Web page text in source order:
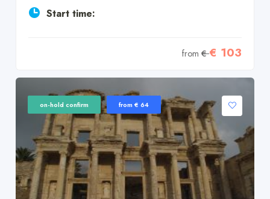
Start time:
from€€ 103
on-hold confirm from € 64